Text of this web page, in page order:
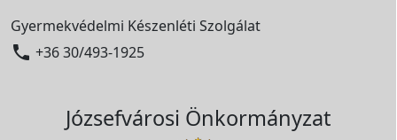
Gyermekvédelmi Készenléti Szolgálat
 +36 30/493-1925
Józsefvárosi Önkormányzat